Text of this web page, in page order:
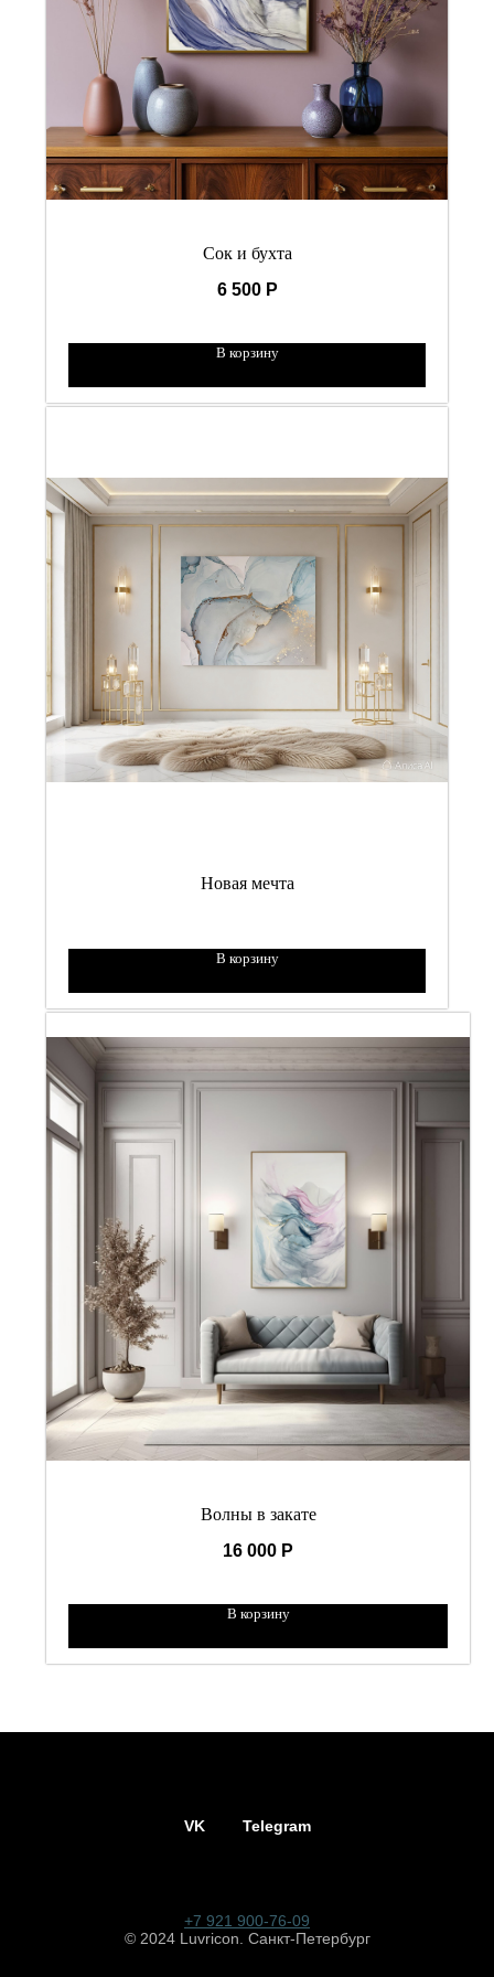
Сок и бухта
6 500 Р
В корзину
Новая мечта
В корзину
Волны в закате
16 000 Р
В корзину
VK Telegram
+7 921 900-76-09
© 2024 Luvricon. Санкт-Петербург